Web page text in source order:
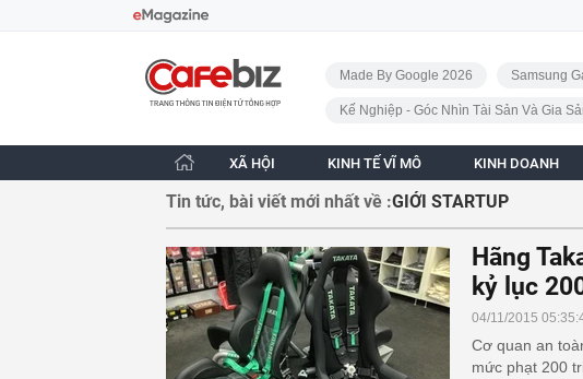
CafeBiz - Trang chủ
Made By Google 2026
Samsung
Kế Nghiệp - Góc Nhìn Tài Sản Và Gia
XÃ HỘI KINH TẾ VĨ MÔ KINH DOANH
Tin tức, bài viết mới nhất về :GIỚI STARTUP
Hãng
kỷ lục
04/11/2015
Cơ quan an
mức phạt 200